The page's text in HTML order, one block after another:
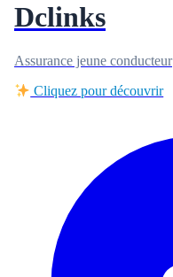
Dclinks
Assurance jeune conducteur
Cliquez pour découvrir